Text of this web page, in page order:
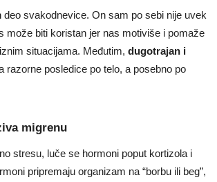
deo svakodnevice. On sam po sebi nije uvek
može biti koristan jer nas motiviše i pomaže
situacijama. Međutim, dugotrajan i
razorne posledice po telo, a posebno po
migrenu
stresu, luče se hormoni poput kortizola i
pripremaju organizam na “borbu ili beg”,